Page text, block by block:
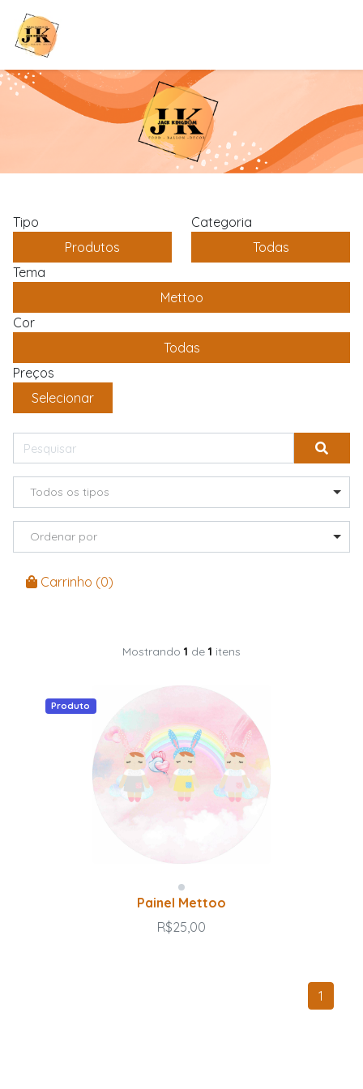
Tipo
Produtos
Categoria
Todas
Tema
Mettoo
Cor
Todas
Preços
Selecionar
Todos os tipos
Ordenar por
Carrinho (0)
Mostrando 1 de 1 itens
Painel Mettoo
Produto
R$25,00
1